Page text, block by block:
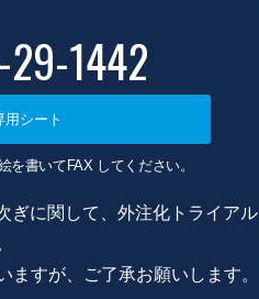
1442
用シート
を書いてFAX してください。
ぎに関して、外注化トライアル
ますが、ご了承お願いします。